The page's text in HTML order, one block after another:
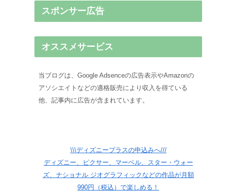
スポンサー広告
オススメサービス
当ブログは、Google Adsenceの広告表示やAmazonの
アソシエイトなどの適格販売により収入を得ている
他、記事内に広告が含まれています。
\\\ディズニープラスの申込みへ///
ディズニー、ピクサー、マーベル、スター・ウォー
ズ、ナショナル ジオグラフィックなどの作品が月額
990円（税込）で楽しめる！